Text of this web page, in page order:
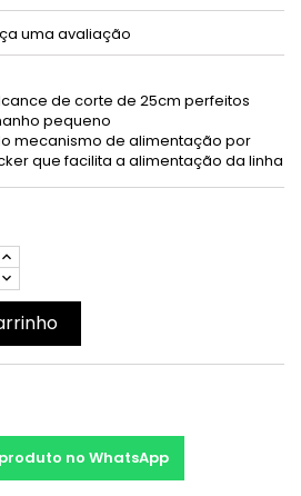
uma avaliação
de corte de 25cm perfeitos
pequeno
mecanismo de alimentação por
que facilita a alimentação da linha
no WhatsApp